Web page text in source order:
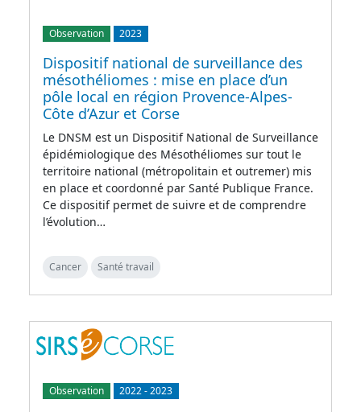
Observation 2023
Dispositif national de surveillance des
mésothéliomes : mise en place d’un
pôle local en région Provence-Alpes-
Côte d’Azur et Corse
Le DNSM est un Dispositif National de Surveillance
épidémiologique des Mésothéliomes sur tout le
territoire national (métropolitain et outremer) mis
en place et coordonné par Santé Publique France.
Ce dispositif permet de suivre et de comprendre
l’évolution…
Cancer Santé travail
Observation 2022-2023